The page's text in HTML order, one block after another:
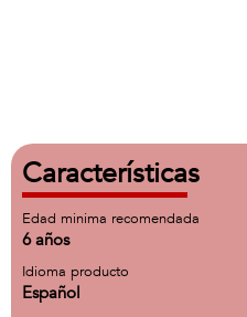
Características
Edad minima recomendada
6 años
Idioma producto
Español